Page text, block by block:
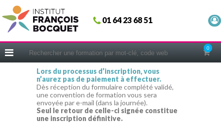
01 64 23 68 51
0
Fermer
ACCUEIL
CERIFICATIONS
INTRAS | SUR-MESURE
COACHING
EN PRATIQUE
Lors du processus d’inscription, vous
n’aurez pas de paiement à effectuer.
Dès réception du formulaire complété validé,
une convention de formation vous sera
envoyée par e-mail (dans la journée).
Seul le retour de celle-ci signée constitue
une inscription définitive.